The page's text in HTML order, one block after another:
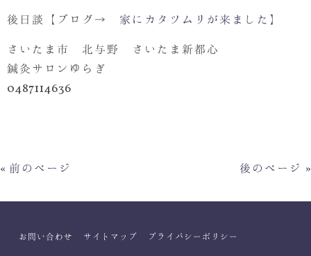
後日談【ブログ→ 家にカタツムリが来ました 】
さいたま市 北与野 さいたま新都心
鍼灸サロンゆらぎ
0487114636
« 前のページ 後のページ »
お問い合わせ サイトマップ プライバシーポリシー